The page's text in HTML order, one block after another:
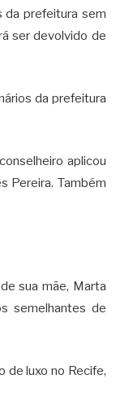
da prefeitura sem
ser devolvido de
da prefeitura
aplicou
Pereira. Também
sua mãe, Marta
semelhantes de
de luxo no Recife,